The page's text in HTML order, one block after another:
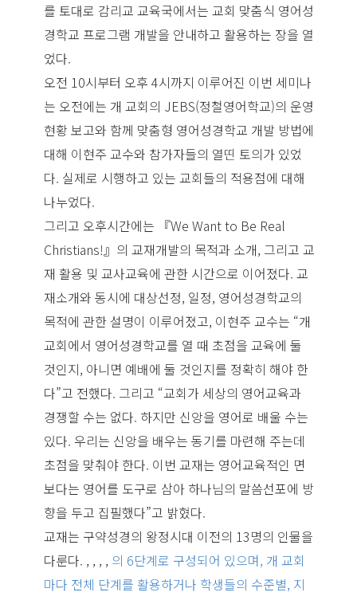
를 토대로 감리교 교육국에서는 교회 맞춤식 영어성
경학교 프로그램 개발을 안내하고 활용하는 장을 열
었다.
오전 10시부터 오후 4시까지 이루어진 이번 세미나
는 오전에는 개 교회의 JEBS(정철영어학교)의 운영
현황 보고와 함께 맞춤형 영어성경학교 개발 방법에
대해 이현주 교수와 참가자들의 열띤 토의가 있었
다. 실제로 시행하고 있는 교회들의 적용점에 대해
나누었다.
그리고 오후시간에는 『We Want to Be Real
Christians!』의 교재개발의 목적과 소개, 그리고 교
재 활용 및 교사교육에 관한 시간으로 이어졌다. 교
재소개와 동시에 대상선정, 일정, 영어성경학교의
목적에 관한 설명이 이루어졌고, 이현주 교수는 “개
교회에서 영어성경학교를 열 때 초점을 교육에 둘
것인지, 아니면 예배에 둘 것인지를 정확히 해야 한
다”고 전했다. 그리고 “교회가 세상의 영어교육과
경쟁할 수는 없다. 하지만 신앙을 영어로 배울 수는
있다. 우리는 신앙을 배우는 동기를 마련해 주는데
초점을 맞춰야 한다. 이번 교재는 영어교육적인 면
보다는 영어를 도구로 삼아 하나님의 말씀선포에 방
향을 두고 집필했다”고 밝혔다.
교재는 구약성경의 왕정시대 이전의 13명의 인물을
다룬다. , , , , 의 6단계로 구성되어 있으며, 개 교회
마다 전체 단계를 활용하거나 학생들의 수준별, 지